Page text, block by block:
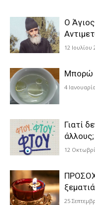
Ο
12 Ιουλίου
Μπορώ
4
Γιατί
άλλους;
12
25